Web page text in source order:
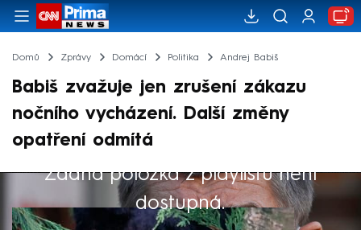
Domů Zprávy Domácí Politika Andrej Babiš
Babiš zvažuje jen zrušení zákazu
nočního vycházení. Další změny
opatření odmítá
Žádná položka z playlistu není
dostupná.
Výběr redakce